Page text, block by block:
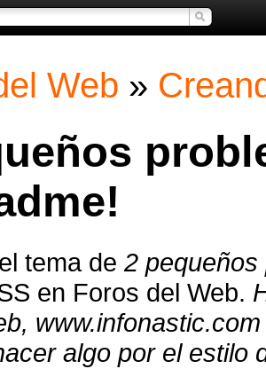
Web »
tema de 2
en Foros del Web.
algo por el estilo